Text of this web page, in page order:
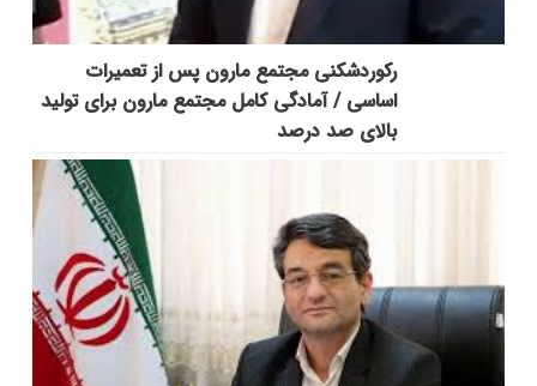
رکوردشکنی مجتمع مارون پس از تعمیرات
اساسی / آمادگی کامل مجتمع مارون برای تولید
بالای صد درصد